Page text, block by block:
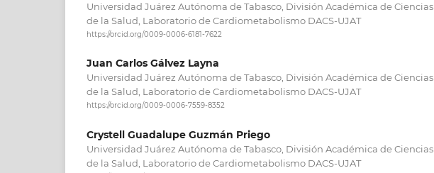
Universidad Juárez Autónoma de Tabasco, División Académica de Ciencias
de la Salud, Laboratorio de Cardiometabolismo DACS-UJAT
https://orcid.org/0009-0006-6181-7622
Juan Carlos Gálvez Layna
Universidad Juárez Autónoma de Tabasco, División Académica de Ciencias
de la Salud, Laboratorio de Cardiometabolismo DACS-UJAT
https://orcid.org/0009-0006-7559-8352
Crystell Guadalupe Guzmán Priego
Universidad Juárez Autónoma de Tabasco, División Académica de Ciencias
de la Salud, Laboratorio de Cardiometabolismo DACS-UJAT